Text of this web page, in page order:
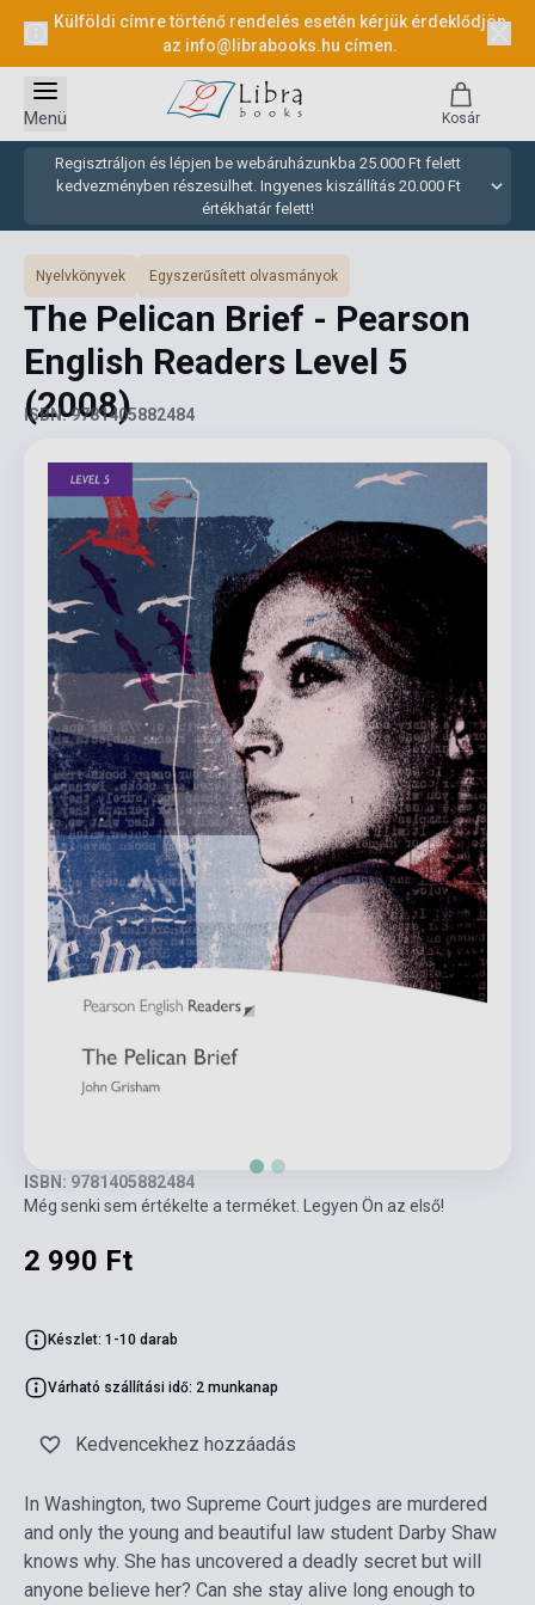
Külföldi címre történő rendelés esetén kérjük érdeklődjön
az info@librabooks.hu címen.
Regisztráljon és lépjen be webáruházunkba 25.000 Ft felett
kedvezményben részesülhet. Ingyenes kiszállítás 20.000 Ft
értékhatár felett!
Menü Kosár
Nyelvkönyvek Egyszerűsített olvasmányok
The Pelican Brief - Pearson
English Readers Level 5
(2008)
ISBN: 9781405882484
ISBN: 9781405882484
Még senki sem értékelte a terméket. Legyen Ön az első!
2 990 Ft
Készlet: 1-10 darab
Várható szállítási idő: 2 munkanap
Kedvencekhez hozzáadás
In Washington, two Supreme Court judges are murdered
and only the young and beautiful law student Darby Shaw
knows why. She has uncovered a deadly secret but will
anyone believe her? Can she stay alive long enough to